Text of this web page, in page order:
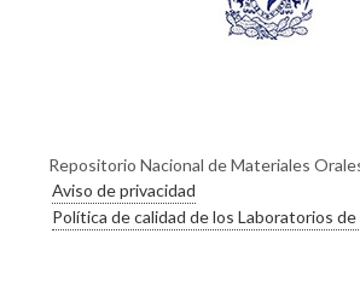
Repositorio Nacional de Materiales
Aviso de privacidad
Política de calidad de los Laboratorios de